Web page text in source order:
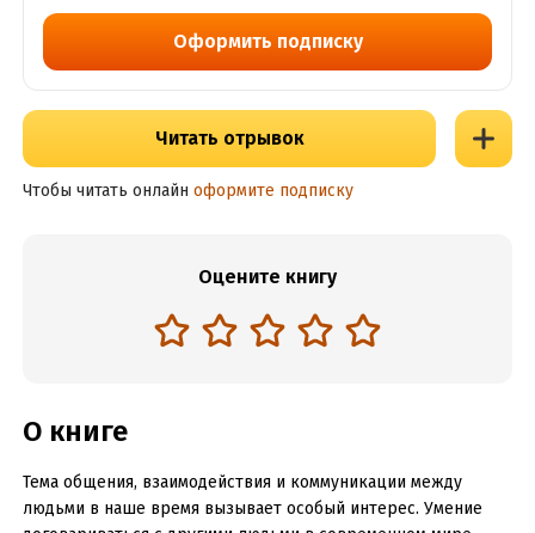
Оформить подписку
Читать отрывок
Чтобы читать онлайн оформите подписку
Оцените книгу
О книге
Тема общения, взаимодействия и коммуникации между
людьми в наше время вызывает особый интерес. Умение